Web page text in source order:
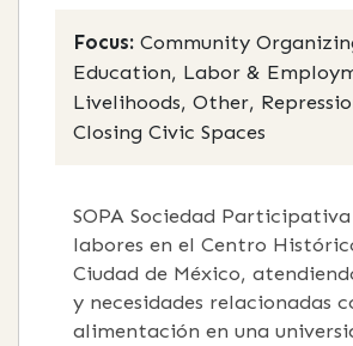
Focus: Community
Education, Labor &
Livelihoods, Other,
Closing Civic Spaces
SOPA Sociedad
labores en el Centro
Ciudad de México,
y necesidades relacionadas
alimentación en una